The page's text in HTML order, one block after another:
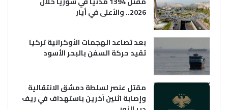
2026.. والأعلى في أيار
بعد تصاعد الهجمات الأوكرانية تركيا
تقيد حركة السفن بالبحر الأسود
مقتل عنصر لسلطة دمشق الانتقالية
وإصابة اثنين آخرين باستهداف في ريف